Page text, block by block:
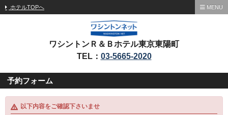
ホテルTOPへ MENU
ワシントンＲ＆Ｂホテル東京東陽町
TEL： 03-5665-2020
予約フォーム
以下内容をご確認下さいませ